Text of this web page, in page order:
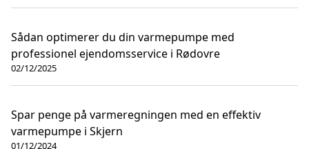
Sådan optimerer du din varmepumpe med
professionel ejendomsservice i Rødovre
02/12/2025
Spar penge på varmeregningen med en effektiv
varmepumpe i Skjern
01/12/2024